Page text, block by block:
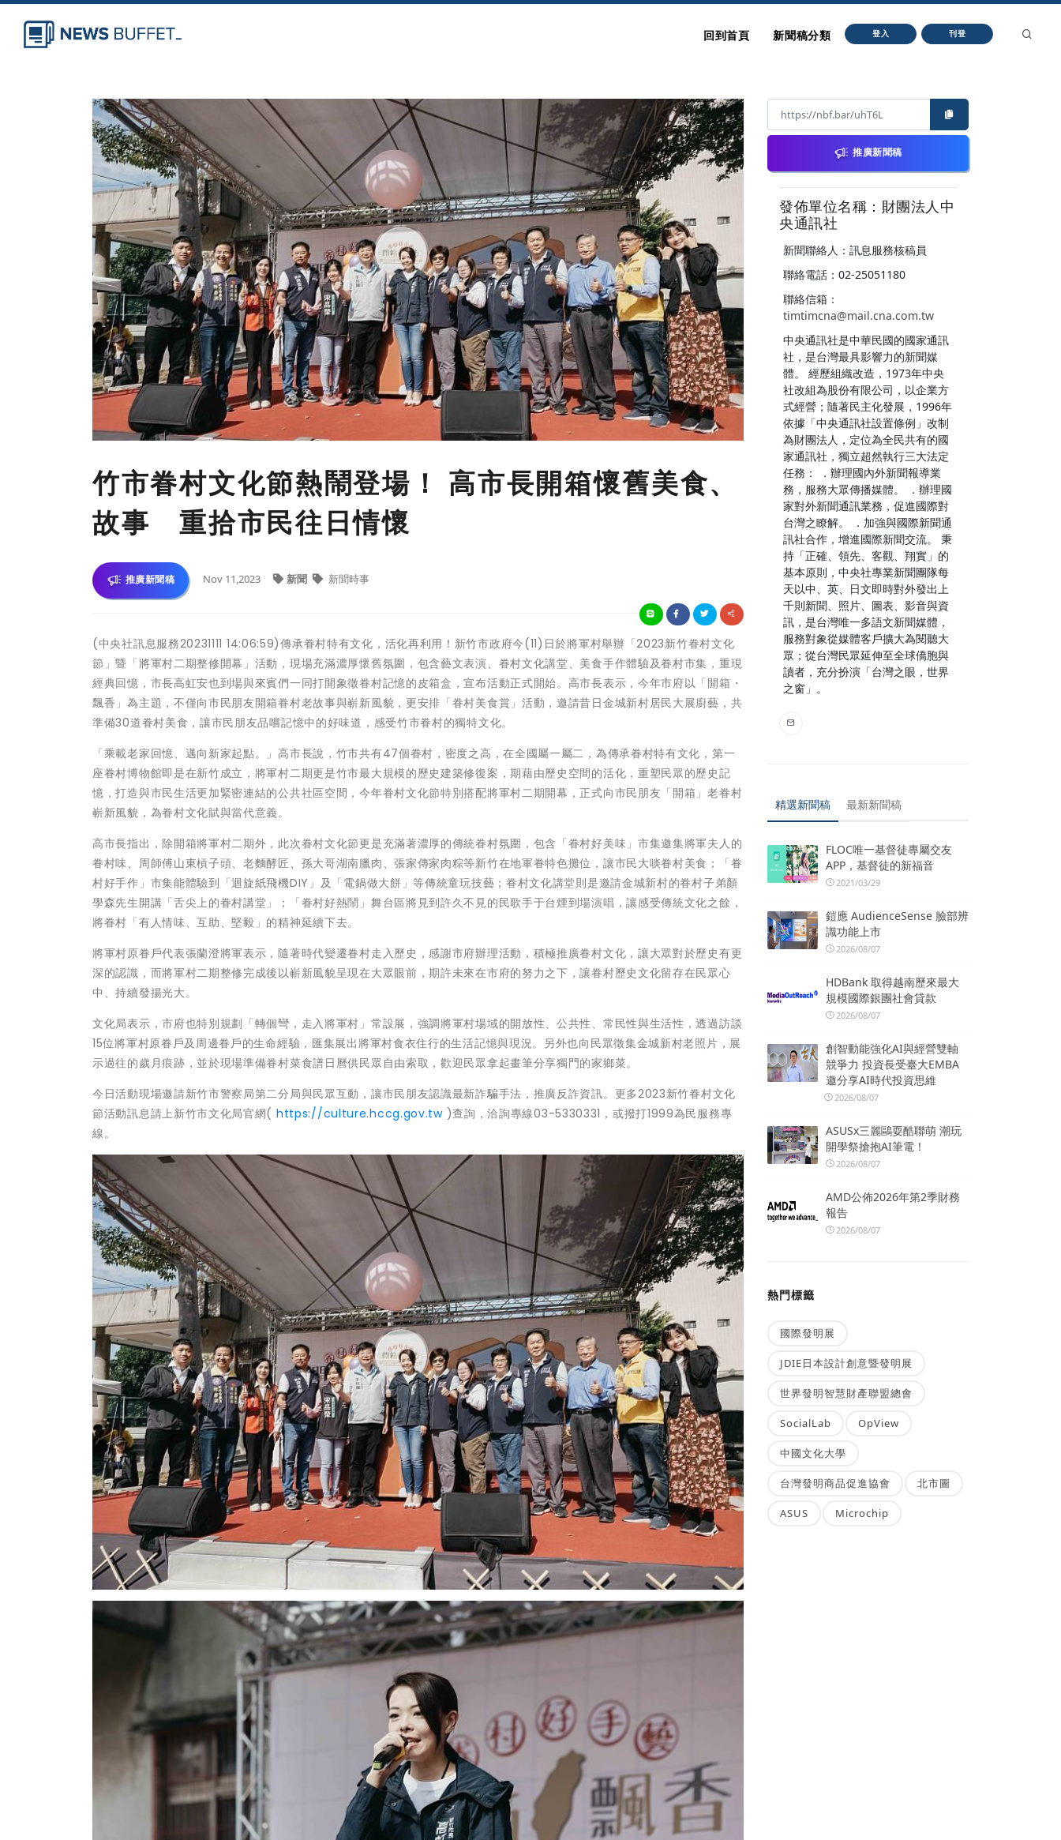
回到首頁 新聞稿分類 登入 刊登
竹市眷村文化節熱鬧登場！ 高市長開箱懷舊美食、
故事 重拾市民往日情懷
推廣新聞稿 Nov 11,2023 新聞 新聞時事
(中央社訊息服務20231111 14:06:59)傳承眷村特有文化，活化再利用！新竹市政府今(11)日於將軍村舉辦「2023新竹眷村文化
節」暨「將軍村二期整修開幕」活動，現場充滿濃厚懷舊氛圍，包含藝文表演、眷村文化講堂、美食手作體驗及眷村市集，重現
經典回憶，市長高虹安也到場與來賓們一同打開象徵眷村記憶的皮箱盒，宣布活動正式開始。高市長表示，今年市府以「開箱・
飄香」為主題，不僅向市民朋友開箱眷村老故事與嶄新風貌，更安排「眷村美食賞」活動，邀請昔日金城新村居民大展廚藝，共
準備30道眷村美食，讓市民朋友品嚐記憶中的好味道，感受竹市眷村的獨特文化。
「乘載老家回憶、邁向新家起點。」高市長說，竹市共有47個眷村，密度之高，在全國屬一屬二，為傳承眷村特有文化，第一
座眷村博物館即是在新竹成立，將軍村二期更是竹市最大規模的歷史建築修復案，期藉由歷史空間的活化，重塑民眾的歷史記
憶，打造與市民生活更加緊密連結的公共社區空間，今年眷村文化節特別搭配將軍村二期開幕，正式向市民朋友「開箱」老眷村
嶄新風貌，為眷村文化賦與當代意義。
高市長指出，除開箱將軍村二期外，此次眷村文化節更是充滿著濃厚的傳統眷村氛圍，包含「眷村好美味」市集邀集將軍夫人的
眷村味、周師傅山東槓子頭、老麵酵匠、孫大哥湖南臘肉、張家傳家肉粽等新竹在地軍眷特色攤位，讓市民大啖眷村美食；「眷
村好手作」市集能體驗到「迴旋紙飛機DIY」及「電鍋做大餅」等傳統童玩技藝；眷村文化講堂則是邀請金城新村的眷村子弟顏
學森先生開講「舌尖上的眷村講堂」；「眷村好熱鬧」舞台區將見到許久不見的民歌手于台煙到場演唱，讓感受傳統文化之餘，
將眷村「有人情味、互助、堅毅」的精神延續下去。
將軍村原眷戶代表張蘭澄將軍表示，隨著時代變遷眷村走入歷史，感謝市府辦理活動，積極推廣眷村文化，讓大眾對於歷史有更
深的認識，而將軍村二期整修完成後以嶄新風貌呈現在大眾眼前，期許未來在市府的努力之下，讓眷村歷史文化留存在民眾心
中、持續發揚光大。
文化局表示，市府也特別規劃「轉個彎，走入將軍村」常設展，強調將軍村場域的開放性、公共性、常民性與生活性，透過訪談
15位將軍村原眷戶及周邊眷戶的生命經驗，匯集展出將軍村食衣住行的生活記憶與現況。另外也向民眾徵集金城新村老照片，展
示過往的歲月痕跡，並於現場準備眷村菜食譜日曆供民眾自由索取，歡迎民眾拿起畫筆分享獨門的家鄉菜。
今日活動現場邀請新竹市警察局第二分局與民眾互動，讓市民朋友認識最新詐騙手法，推廣反詐資訊。更多2023新竹眷村文化
節活動訊息請上新竹市文化局官網( https://culture.hccg.gov.tw)查詢，洽詢專線03-5330331，或撥打1999為民服務專
線。
推廣新聞稿
發佈單位名稱：財團法人中
央通訊社
新聞聯絡人：訊息服務核稿員
聯絡電話：02-25051180
聯絡信箱：
timtimcna@mail.cna.com.tw
中央通訊社是中華民國的國家通訊
社，是台灣最具影響力的新聞媒
體。 經歷組織改造，1973年中央
社改組為股份有限公司，以企業方
式經營；隨著民主化發展，1996年
依據「中央通訊社設置條例」改制
為財團法人，定位為全民共有的國
家通訊社，獨立超然執行三大法定
任務： ．辦理國內外新聞報導業
務，服務大眾傳播媒體。 ．辦理國
家對外新聞通訊業務，促進國際對
台灣之瞭解。 ．加強與國際新聞通
訊社合作，增進國際新聞交流。 秉
持「正確、領先、客觀、翔實」的
基本原則，中央社專業新聞團隊每
天以中、英、日文即時對外發出上
千則新聞、照片、圖表、影音與資
訊，是台灣唯一多語文新聞媒體，
服務對象從媒體客戶擴大為閱聽大
眾；從台灣民眾延伸至全球僑胞與
讀者，充分扮演「台灣之眼，世界
之窗」。
精選新聞稿 最新新聞稿
FLOC唯一基督徒專屬交友
APP，基督徒的新福音
2021/03/29
鎧應 AudienceSense 臉部辨
識功能上市
2026/08/07
HDBank 取得越南歷來最大
規模國際銀團社會貸款
2026/08/07
創智動能強化AI與經營雙軸
競爭力 投資長受臺大EMBA
邀分享AI時代投資思維
2026/08/07
ASUSx三麗鷗耍酷聯萌 潮玩
開學祭搶抱AI筆電！
2026/08/07
AMD公佈2026年第2季財務
報告
2026/08/07
熱門標籤
國際發明展
JDIE日本設計創意暨發明展
世界發明智慧財產聯盟總會
SocialLab OpView
中國文化大學
台灣發明商品促進協會 北市圖
ASUS Microchip